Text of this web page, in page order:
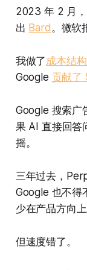
2023 年 2 月
出 Bard 。微软
我做了 成本结
Google 贡献了
Google 搜索广
果 AI 直接回答
摇。
三年过去，
Google 也不得
少在产品方向
但速度错了。